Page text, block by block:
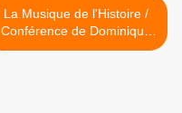
La Musique de l'Histoire /
Conférence de Dominique
Pagani >